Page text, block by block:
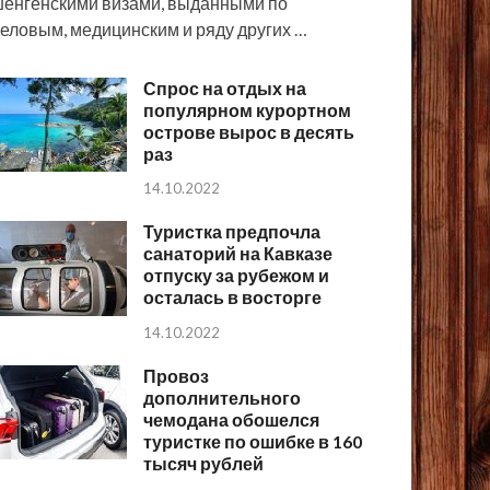
медицинским и ряду других …
Спрос на отдых на
популярном курортном
острове вырос в десять
раз
14.10.2022
Туристка предпочла
санаторий на Кавказе
отпуску за рубежом и
осталась в восторге
14.10.2022
Провоз
дополнительного
чемодана обошелся
туристке по ошибке в 160
тысяч рублей